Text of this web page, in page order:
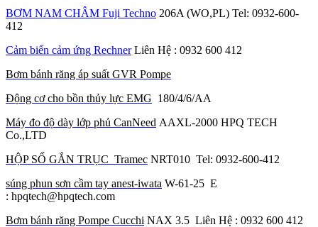
BƠM NAM CHÂM Fuji Techno 206A (WO,PL) Tel: 0932-600-
412
Cảm biến cảm ứng Rechner Liên Hệ : 0932 600 412
Bơm bánh răng áp suất GVR Pompe
Động cơ cho bồn thủy lực EMG 180/4/6/AA
Máy đo độ dày lớp phủ CanNeed AAXL-2000 HPQ TECH
Co.,LTD
HỘP SỐ GẮN TRỤC Tramec NRT010 Tel: 0932-600-412
súng phun sơn cầm tay anest-iwata W-61-25 E
: hpqtech@hpqtech.com
Bơm bánh răng Pompe Cucchi NAX 3.5 Liên Hệ : 0932 600 412